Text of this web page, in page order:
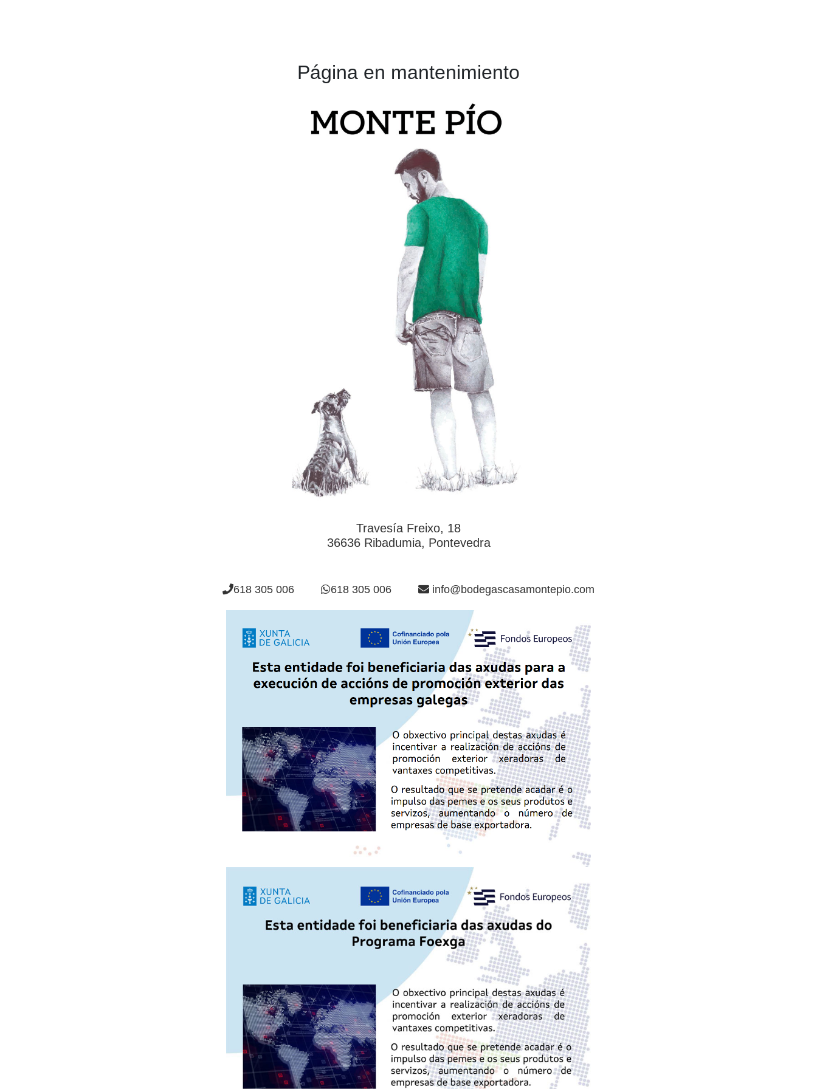
Página en mantenimiento
Travesía Freixo, 18
36636 Ribadumia, Pontevedra
618 305 006 618 305 006 info@bodegascasamontepio.com